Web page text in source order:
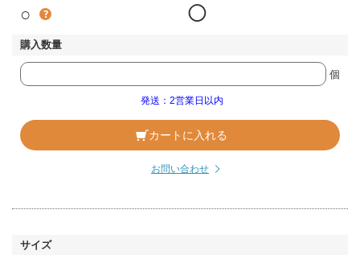
○ ◯
個
発送：2営業日以内
カートに入れる
お問い合わせ